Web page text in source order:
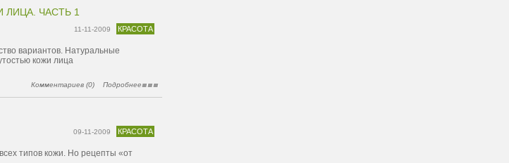
ЧАСТЬ 1
КРАСОТА
11-11-2009
вариантов. Натуральные
кожи лица
Комментариев (0) Подробнее
КРАСОТА
09-11-2009
типов кожи. Но рецепты «от